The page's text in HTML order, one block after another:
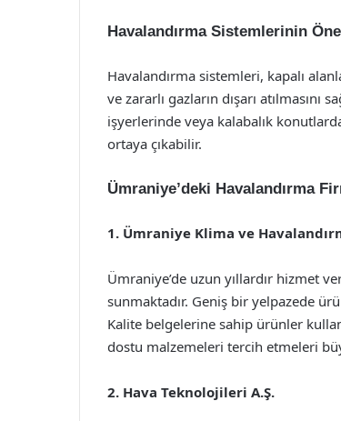
Havalandırma Sistemlerinin
Havalandırma sistemleri, kapalı
ve zararlı gazların dışarı
işyerlerinde veya kalabalık
ortaya çıkabilir.
Ümraniye’deki Havalandırma
1. Ümraniye Klima ve
Ümraniye’de uzun yıllardır hizmet
sunmaktadır. Geniş bir yelpazede
Kalite belgelerine sahip ürünler
dostu malzemeleri tercih etmeleri
2. Hava Teknolojileri A.Ş.